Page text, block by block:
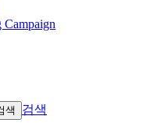
색
검색